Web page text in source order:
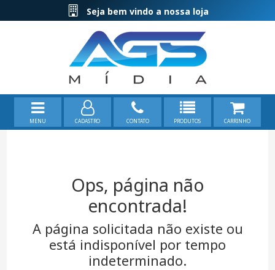
Seja bem vindo a nossa loja
MENU CADASTRO CONTATO PRODUTOS CARRINHO
Ops, página não
encontrada!
A página solicitada não existe ou
está indisponível por tempo
indeterminado.